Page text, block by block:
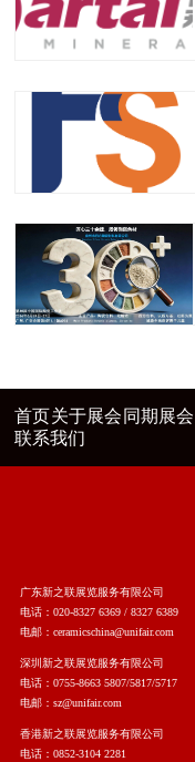
首页关于展会 同期展会
联系我们
广东新之联展览服务有限公司
电话：020-8327 6369 / 8327 6389
电邮：ceramicschina@unifair.com
深圳新之联展览服务有限公司
电话：0755-8663 5807/5817/5717
电邮：sz@unifair.com
香港新之联展览服务有限公司
电话：0852-3104 2281